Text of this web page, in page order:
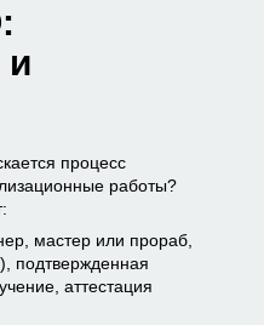
и
процесс
работы?
мастер или прораб,
подтвержденная
аттестация